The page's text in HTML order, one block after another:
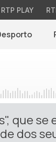
RTP PLAY
que se
dos